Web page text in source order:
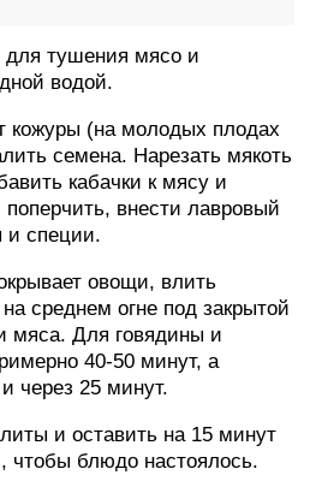
для тушения мясо и
водой.
кожуры (на молодых плодах
семена. Нарезать мякоть
кабачки к мясу и
внести лавровый
и специи.
овощи, влить
среднем огне под закрытой
мяса. Для говядины и
40-50 минут, а
через 25 минут.
и оставить на 15 минут
чтобы блюдо настоялось.